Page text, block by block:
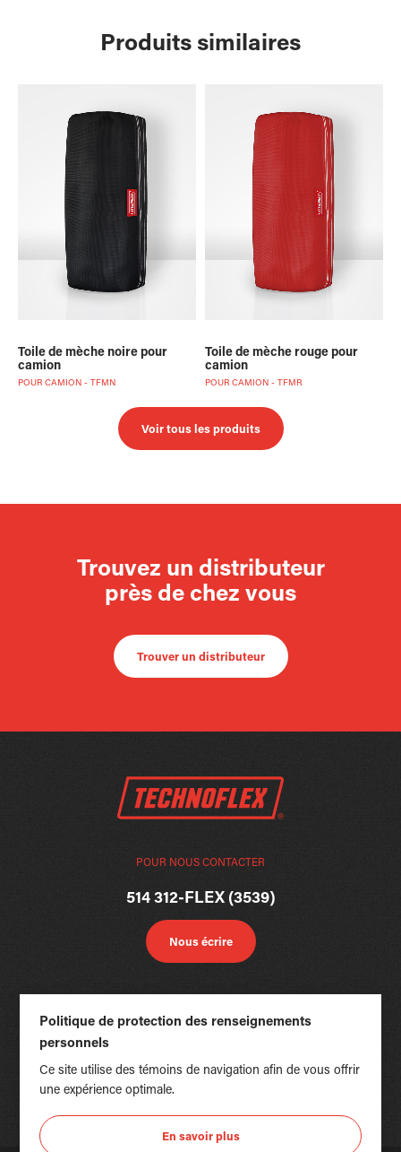
Politique de protection des renseignements
personnels
Ce site utilise des témoins de navigation afin de vous offrir
une expérience optimale.
En savoir plus
Produits similaires
Toile de mèche noire pour
camion
POUR CAMION - TFMN
Toile de mèche rouge pour
camion
POUR CAMION - TFMR
Voir tous les produits
Trouvez un distributeur
près de chez vous
Trouver un distributeur
POUR NOUS CONTACTER
514 312-FLEX (3539)
Nous écrire